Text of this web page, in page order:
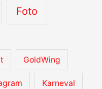
Foto
GoldWing
Karneval